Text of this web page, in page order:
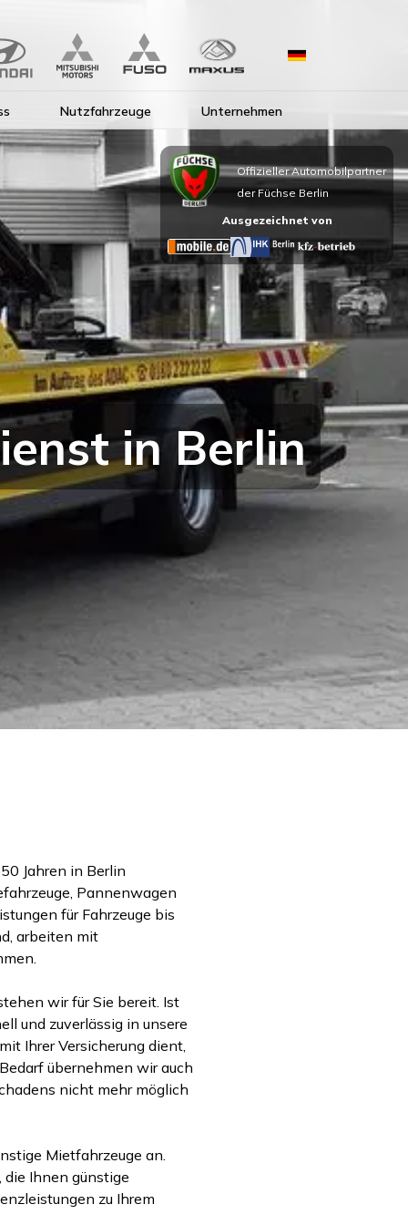
Nutzfahrzeuge Unternehmen
in Berlin
Offizieller Automobilpartner
der Füchse Berlin
Ausgezeichnet von
Jahren in Berlin
Pannenwagen
für Fahrzeuge bis
arbeiten mit
wir für Sie bereit. Ist
und zuverlässig in unsere
Ihrer Versicherung dient,
übernehmen wir auch
nicht mehr möglich
Mietfahrzeuge an.
Ihnen günstige
zu Ihrem